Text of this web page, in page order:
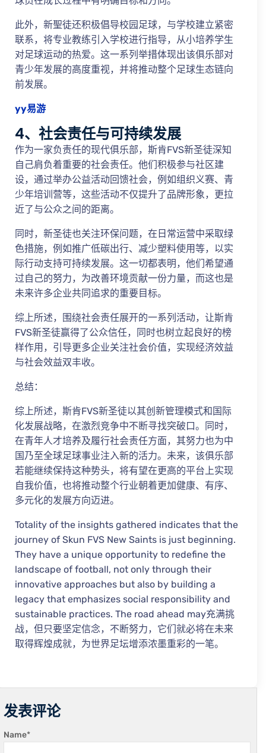
此外，新聖徒还积极倡导校园足球，与学校建立紧密
联系，将专业教练引入学校进行指导，从小培养学生
对足球运动的热爱。这一系列举措体现出该俱乐部对
青少年发展的高度重视，并将推动整个足球生态链向
前发展。
yy易游
4、社会责任与可持续发展
作为一家负责任的现代俱乐部，斯肯FVS新圣徒深知
自己肩负着重要的社会责任。他们积极参与社区建
设，通过举办公益活动回馈社会，例如组织义赛、青
少年培训营等，这些活动不仅提升了品牌形象，更拉
近了与公众之间的距离。
同时，新圣徒也关注环保问题，在日常运营中采取绿
色措施，例如推广低碳出行、减少塑料使用等，以实
际行动支持可持续发展。这一切都表明，他们希望通
过自己的努力，为改善环境贡献一份力量，而这也是
未来许多企业共同追求的重要目标。
综上所述，围绕社会责任展开的一系列活动，让斯肯
FVS新圣徒赢得了公众信任，同时也树立起良好的榜
样作用，引导更多企业关注社会价值，实现经济效益
与社会效益双丰收。
总结：
综上所述，斯肯FVS新圣徒以其创新管理模式和国际
化发展战略，在激烈竞争中不断寻找突破口。同时，
在青年人才培养及履行社会责任方面，其努力也为中
国乃至全球足球事业注入新的活力。未来，该俱乐部
若能继续保持这种势头，将有望在更高的平台上实现
自我价值，也将推动整个行业朝着更加健康、有序、
多元化的发展方向迈进。
Totality of the insights gathered indicates that the
journey of Skun FVS New Saints is just beginning.
They have a unique opportunity to redefine the
landscape of football, not only through their
innovative approaches but also by building a
legacy that emphasizes social responsibility and
sustainable practices. The road ahead may充满挑
战，但只要坚定信念，不断努力，它们就必将在未来
取得辉煌成就，为世界足坛增添浓墨重彩的一笔。
发表评论
Name*